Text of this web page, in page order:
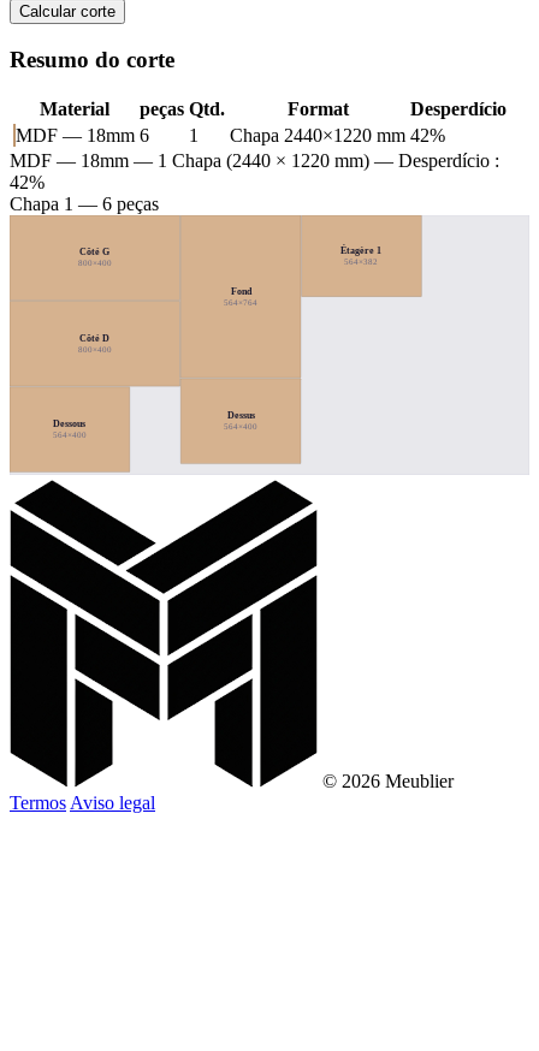
Calcular corte
Resumo do corte
Material peças Qtd. Format
Desperdício
MDF — 18mm 6 1 Chapa 2440×1220 mm 42%
MDF — 18mm — 1 Chapa (2440 × 1220 mm) — Desperdício :
42%
Chapa 1 — 6 peças
Côté G
800×400
Côté D
800×400
Fond
564×764
Dessus
564×400
Dessous
564×400
Étagère 1
564×382
© 2026 Meublier
Termos Aviso legal